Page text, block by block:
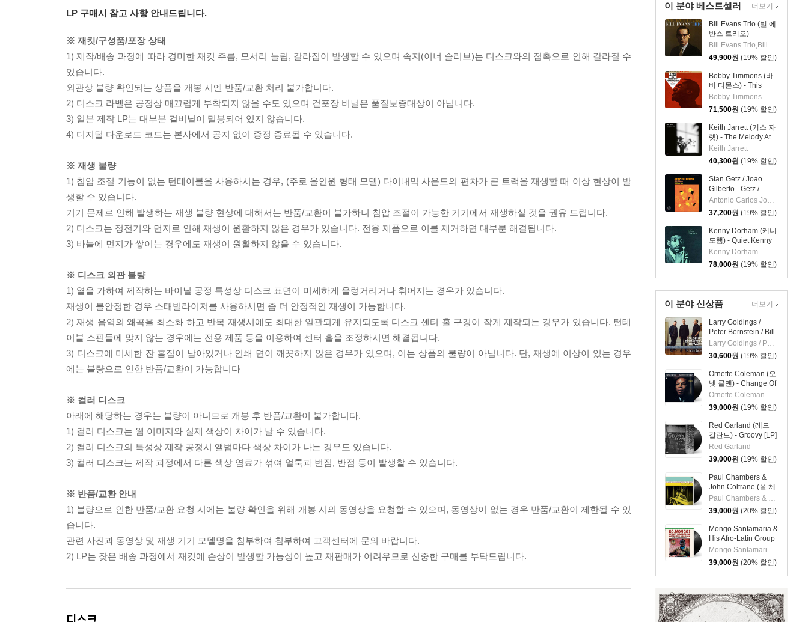
이 분야 베스트셀러
Bill Evans Trio (빌 에
반스 트리오) -
Portrait In Jazz [LP] Bill Evans Trio,Bill Evans,Paul Motian,Scott LaFaro,Orrin Keepnews
49,900원 (19% 할인)
Bobby Timmons (바
비 티몬스) - This
Here Is Bobby
Timmons [LP]
Bobby Timmons
71,500원 (19% 할인)
Keith Jarrett (키스 자
렛) - The Melody At
Night, With You [LP]
Keith Jarrett
40,300원 (19% 할인)
Stan Getz / Joao
Gilberto - Getz /
Gilberto (스탄 게츠,
조앙 질베르토) [LP]
Antonio Carlos Jobim,Milton Banana,Stan Getz,Astrud Gilberto,Sebastiao Neto,Joao Gilberto
37,200원 (19% 할인)
Kenny Dorham (케니
도햄) - Quiet Kenny
[LP]
Kenny Dorham
78,000원 (19% 할인)
더보기
이 분야 신상품
Larry Goldings /
Peter Bernstein / Bill
Stewart (래리 골딩스
/ 피터 번스타인 / 빌
스튜어트) - Rhombus
Larry Goldings / Peter Bernstein / Bill Stewart
30,600원 (19% 할인)
Ornette Coleman (오
넷 콜맨) - Change Of
The Century [LP]
Ornette Coleman
39,000원 (19% 할인)
Red Garland (레드
갈란드) - Groovy [LP]
Red Garland
39,000원 (19% 할인)
Paul Chambers &
John Coltrane (폴 체
임버스 & 존 콜트레
인) - A Jazz
Delegation From the
East: Chamber's
Music [LP]
Paul Chambers & John Coltrane
39,000원 (20% 할인)
Mongo Santamaria &
His Afro-Latin Group
(몽고 산타마리아 &
히스 아프로 라틴 그
룹) - Go Mongo!
(Feat. Chick Corea)
Mongo Santamaria & His Afro-Latin Group
39,000원 (20% 할인)
더보기
LP 구매시 참고 사항 안내드립니다.
※ 재킷/구성품/포장 상태
1) 제작/배송 과정에 따라 경미한 재킷 주름, 모서리 눌림, 갈라짐이 발생할 수 있으며 속지(이너 슬리브)는 디스크와의 접촉으로 인해 갈라질 수
있습니다.
외관상 불량 확인되는 상품을 개봉 시엔 반품/교환 처리 불가합니다.
2) 디스크 라벨은 공정상 매끄럽게 부착되지 않을 수도 있으며 겉포장 비닐은 품질보증대상이 아닙니다.
3) 일본 제작 LP는 대부분 겉비닐이 밀봉되어 있지 않습니다.
4) 디지털 다운로드 코드는 본사에서 공지 없이 증정 종료될 수 있습니다.
※ 재생 불량
1) 침압 조절 기능이 없는 턴테이블을 사용하시는 경우, (주로 올인원 형태 모델) 다이내믹 사운드의 편차가 큰 트랙을 재생할 때 이상 현상이 발
생할 수 있습니다.
기기 문제로 인해 발생하는 재생 불량 현상에 대해서는 반품/교환이 불가하니 침압 조절이 가능한 기기에서 재생하실 것을 권유 드립니다.
2) 디스크는 정전기와 먼지로 인해 재생이 원활하지 않은 경우가 있습니다. 전용 제품으로 이를 제거하면 대부분 해결됩니다.
3) 바늘에 먼지가 쌓이는 경우에도 재생이 원활하지 않을 수 있습니다.
※ 디스크 외관 불량
1) 열을 가하여 제작하는 바이닐 공정 특성상 디스크 표면이 미세하게 울렁거리거나 휘어지는 경우가 있습니다.
재생이 불안정한 경우 스태빌라이저를 사용하시면 좀 더 안정적인 재생이 가능합니다.
2) 재생 음역의 왜곡을 최소화 하고 반복 재생시에도 최대한 일관되게 유지되도록 디스크 센터 홀 구경이 작게 제작되는 경우가 있습니다. 턴테
이블 스핀들에 맞지 않는 경우에는 전용 제품 등을 이용하여 센터 홀을 조정하시면 해결됩니다.
3) 디스크에 미세한 잔 흠집이 남아있거나 인쇄 면이 깨끗하지 않은 경우가 있으며, 이는 상품의 불량이 아닙니다. 단, 재생에 이상이 있는 경우
에는 불량으로 인한 반품/교환이 가능합니다
※ 컬러 디스크
아래에 해당하는 경우는 불량이 아니므로 개봉 후 반품/교환이 불가합니다.
1) 컬러 디스크는 웹 이미지와 실제 색상이 차이가 날 수 있습니다.
2) 컬러 디스크의 특성상 제작 공정시 앨범마다 색상 차이가 나는 경우도 있습니다.
3) 컬러 디스크는 제작 과정에서 다른 색상 염료가 섞여 얼룩과 번짐, 반점 등이 발생할 수 있습니다.
※ 반품/교환 안내
1) 불량으로 인한 반품/교환 요청 시에는 불량 확인을 위해 개봉 시의 동영상을 요청할 수 있으며, 동영상이 없는 경우 반품/교환이 제한될 수 있
습니다.
관련 사진과 동영상 및 재생 기기 모델명을 첨부하여 첨부하여 고객센터에 문의 바랍니다.
2) LP는 잦은 배송 과정에서 재킷에 손상이 발생할 가능성이 높고 재판매가 어려우므로 신중한 구매를 부탁드립니다.